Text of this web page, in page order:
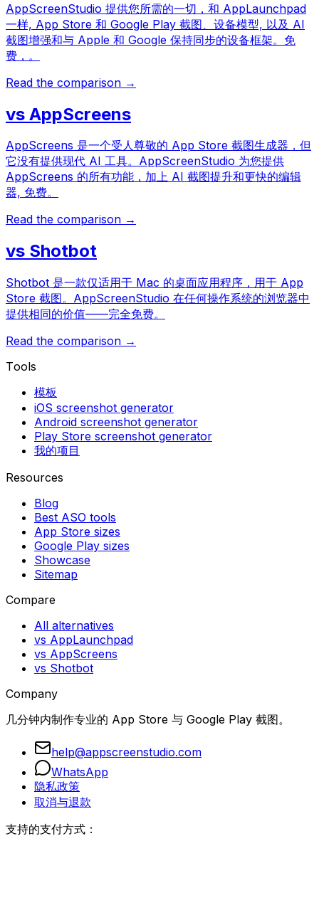
AppScreenStudio 提供您所需的一切，和 AppLaunchpad
一样, App Store 和 Google Play 截图、设备模型, 以及 AI
截图增强和与 Apple 和 Google 保持同步的设备框架。免
费，。
Read the comparison →
vs AppScreens
AppScreens 是一个受人尊敬的 App Store 截图生成器，但
它没有提供现代 AI 工具。AppScreenStudio 为您提供
AppScreens 的所有功能，加上 AI 截图提升和更快的编辑
器, 免费。
Read the comparison →
vs Shotbot
Shotbot 是一款仅适用于 Mac 的桌面应用程序，用于 App
Store 截图。AppScreenStudio 在任何操作系统的浏览器中
提供相同的价值——完全免费。
Read the comparison →
Tools
模板
iOS screenshot generator
Android screenshot generator
Play Store screenshot generator
我的项目
Resources
Blog
Best ASO tools
App Store sizes
Google Play sizes
Showcase
Sitemap
Compare
All alternatives
vs AppLaunchpad
vs AppScreens
vs Shotbot
Company
几分钟内制作专业的 App Store 与 Google Play 截图。
help@appscreenstudio.com
WhatsApp
隐私政策
取消与退款
支持的支付方式：